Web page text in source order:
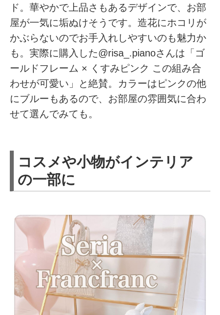
ド。華やかで上品さもあるデザインで、お部
屋が一気に垢ぬけそうです。造花にホコリが
かぶらないのでお手入れしやすいのも魅力か
も。実際に購入した@risa_.pianoさんは「ゴ
ールドフレーム × くすみピンク この組み合
わせが可愛い」と絶賛。カラーはピンクの他
にブルーもあるので、お部屋の雰囲気に合わ
せて選んでみても。
コスメや小物がインテリア
の一部に